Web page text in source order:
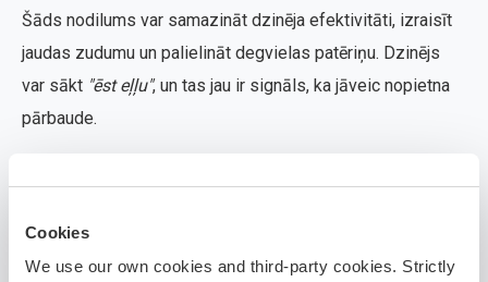
Cookies
We use our own cookies and third-party cookies. Strictly
Šāds nodilums var samazināt dzinēja efektivitāti, izraisīt
jaudas zudumu un palielināt degvielas patēriņu. Dzinējs
var sākt "ēst eļļu", un tas jau ir signāls, ka jāveic nopietna
pārbaude.
izdevumiem. Visbiežāk šāda problēma prasa dzinēja
atjaunošanu vai pat kapitālo remontu, tāpēc agrīna